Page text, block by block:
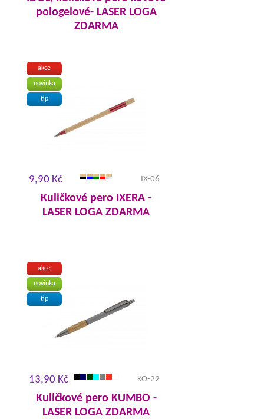
pologelové- LASER LOGA
ZDARMA
akce
novinka
tip
9,90 Kč IX-06
Kuličkové pero IXERA -
LASER LOGA ZDARMA
akce
novinka
tip
13,90 Kč KO-22
Kuličkové pero KUMBO -
LASER LOGA ZDARMA